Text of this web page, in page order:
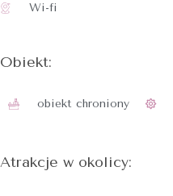
Wi-fi
Obiekt:
obiekt chroniony
Atrakcje w okolicy: